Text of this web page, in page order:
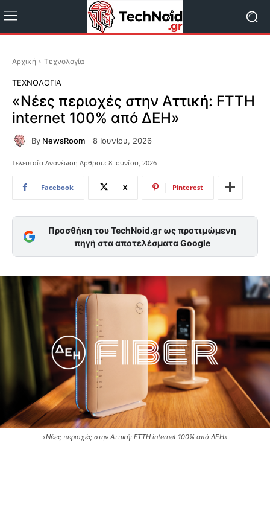
Αρχική Τεχνολογία
ΤΕΧΝΟΛΟΓΊΑ
«Νέες περιοχές στην Αττική: FTTH
internet 100% από ΔΕΗ»
By NewsRoom 8 Ιουνίου, 2026
Τελευταία Ανανέωση Άρθρου: 8 Ιουνίου, 2026
Facebook X Pinterest
Προσθήκη του TechNoid.gr ως προτιμώμενη
πηγή στα αποτελέσματα Google
«Νέες περιοχές στην Αττική: FTTH internet 100% από ΔΕΗ»